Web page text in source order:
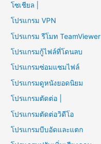
โซเชียล |
โปรแกรม VPN
โปรแกรม รีโมท TeamViewer
โปรแกรมกู้ไฟล์ที่โดนลบ
โปรแกรมซ่อมแซมไฟล์
โปรแกรมดูหนังยอดนิยม
โปรแกรมตัดต่อ |
โปรแกรมตัดต่อวิดีโอ
โปรแกรมบีบอัดและแตก